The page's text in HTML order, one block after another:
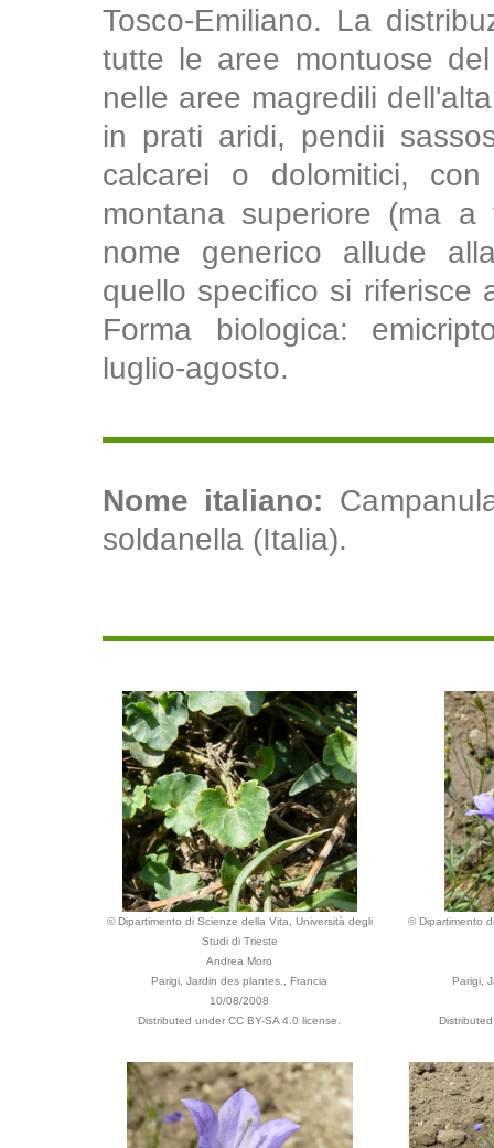
Tosco-Emiliano. La
tutte le aree montuose
nelle aree magredili
in prati aridi, pendii
calcarei o dolomitici,
montana superiore (ma
nome generico allude
quello specifico si riferisce
Forma biologica:
luglio-agosto.
Nome italiano:
soldanella (Italia).
© Dipartimento di Scienze della Vita, Università degli
Studi di Trieste
Andrea Moro
Parigi, Jardin des plantes., Francia
10/08/2008
Distributed under CC BY-SA 4.0 license.
© Dipartimento
Parigi,